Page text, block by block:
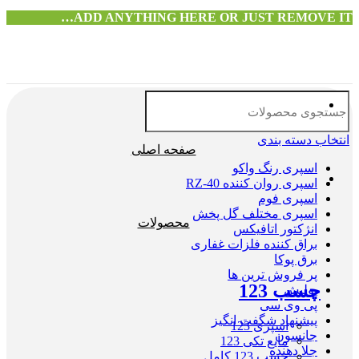
ADD ANYTHING HERE OR JUST REMOVE IT…
انتخاب دسته بندی
اسپری رنگ واکو
اسپری روان کننده RZ-40
اسپری فوم
اسپری مختلف گل پخش
انژکتور اتافیکس
براق کننده فلزات غفاری
برق پوکا
پر فروش ترین ها
پولیش
پی وی سی
پیشنهاد شگفت انگیز
جانسون
جلا دهنده
صفحه اصلی
محصولات
چسب 123
اسپری 123
مایع تکی 123
چسب 123 کامل